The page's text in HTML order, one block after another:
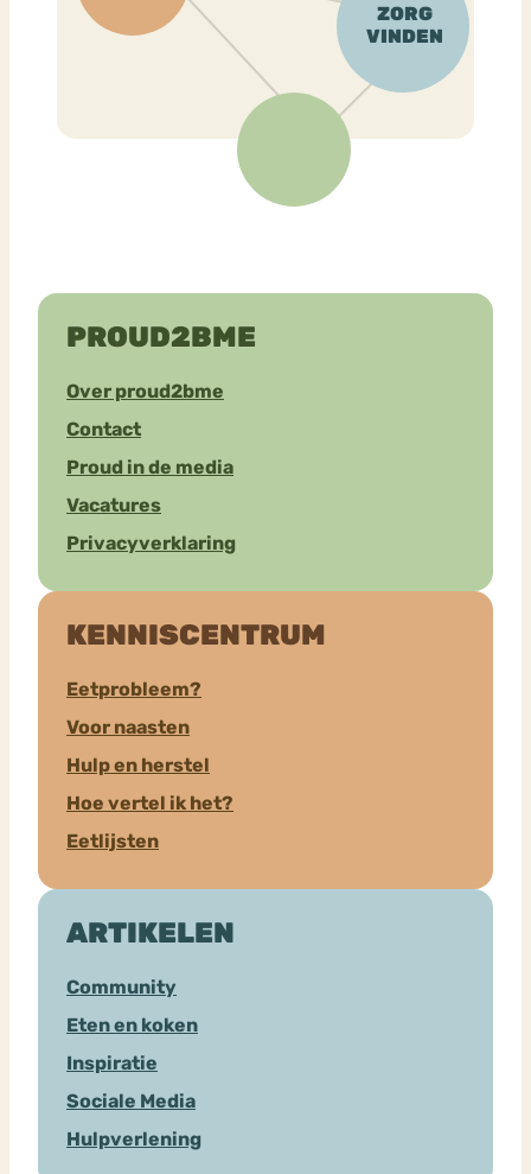
PROUD2BME
Over proud2bme
Contact
Proud in de media
Vacatures
Privacyverklaring
KENNISCENTRUM
Eetprobleem?
Voor naasten
Hulp en herstel
Hoe vertel ik het?
Eetlijsten
ARTIKELEN
Community
Eten en koken
Inspiratie
Sociale Media
Hulpverlening